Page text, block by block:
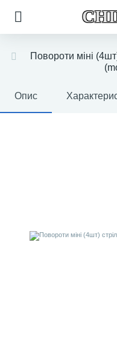
Повороти міні
Опис